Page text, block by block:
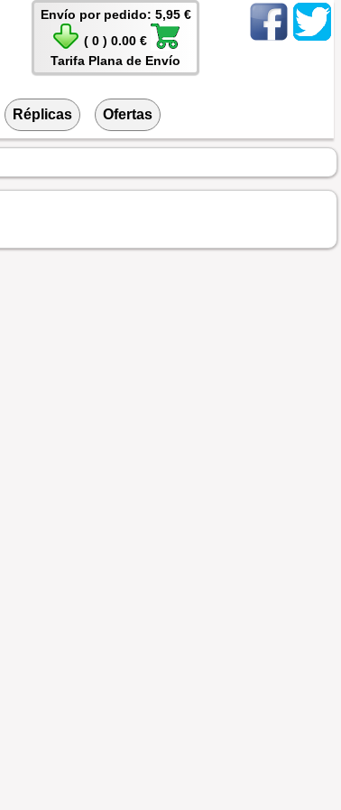
Envío por pedido: 5,95 €
( 0 ) 0.00 €
Tarifa Plana de Envío
Réplicas Ofertas